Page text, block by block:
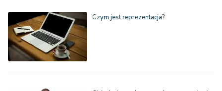
Czym jest reprezentacja?